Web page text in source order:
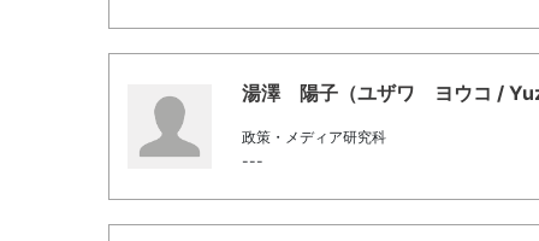
湯澤 陽子（ユザワ ヨウコ /
政策・メディア研究科
---